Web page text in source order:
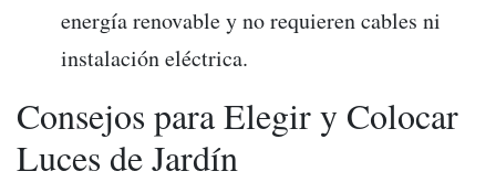
energía renovable y no requieren cables ni
instalación eléctrica.
Consejos para Elegir y Colocar
Luces de Jardín